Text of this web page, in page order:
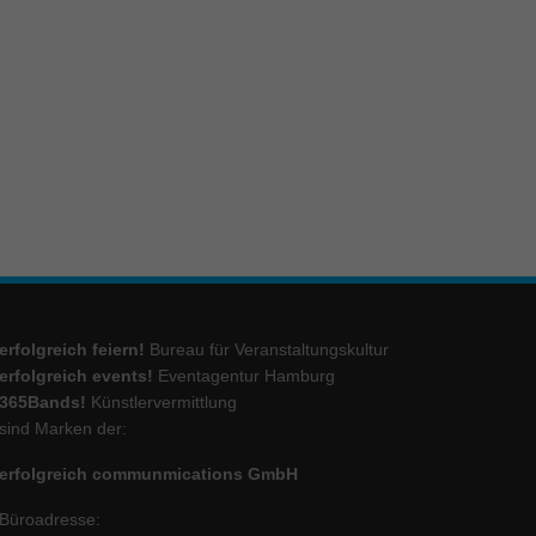
erfolgreich feiern! Bureau für Veranstaltungskultur
erfolgreich events! Eventagentur Hamburg
365Bands! Künstlervermittlung
sind Marken der:
erfolgreich communmications GmbH
Büroadresse:
Externe Medien